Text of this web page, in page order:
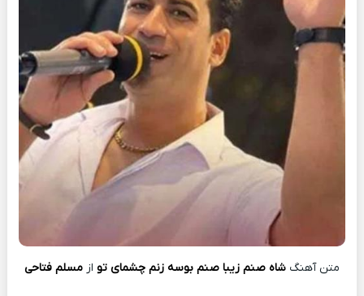
متن آهنگ شاه صنم زیبا صنم بوسه زنم چشمای تو از مسلم فتاحی